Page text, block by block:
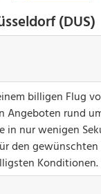
(DUS)
billigen Flug
Angeboten rund
in nur wenigen
den